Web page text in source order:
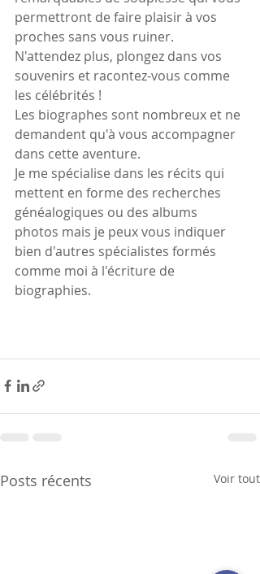
permettront de faire plaisir à vos
proches sans vous ruiner.
N'attendez plus, plongez dans vos
souvenirs et racontez-vous comme
les célébrités !
Les biographes sont nombreux et ne
demandent qu'à vous accompagner
dans cette aventure.
Je me spécialise dans les récits qui
mettent en forme des recherches
généalogiques ou des albums
photos mais je peux vous indiquer
bien d'autres spécialistes formés
comme moi à l'écriture de
biographies.
Posts récents Voir tout